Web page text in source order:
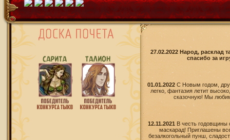
27.02.2022 Народ, расклад
спасибо за
01.01.2022 С Новым годом,
легко, фантазия летит
сказочную! Мы
12.11.2021
В честь годовщины
маскарад! Приглашены
безалкогольный пунш,